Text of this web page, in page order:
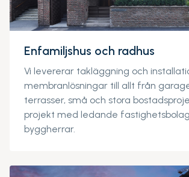
Enfamiljshus och radhus
Vi levererar takläggning och
membranlösningar till allt från
terrasser, små och stora
projekt med ledande
byggherrar.